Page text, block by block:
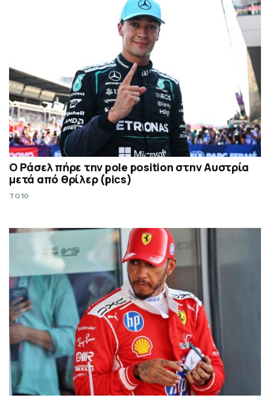
Ο Ράσελ πήρε την pole position στην Αυστρία
μετά από θρίλερ (pics)
TO10